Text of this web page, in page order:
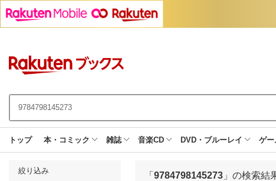
トップ 本・コミック 雑誌 音楽CD DVD・ブルーレイ ゲー
絞り込み 「 9784798145273 」の検索結